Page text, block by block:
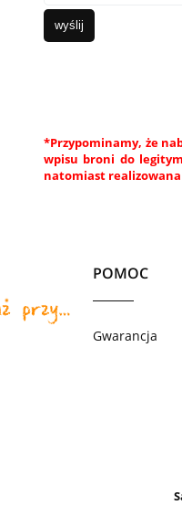
wyślij
*Przypominamy, że
wpisu broni do
natomiast
POMOC
Gwarancja